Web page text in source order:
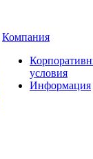
Компания
условия
Информация